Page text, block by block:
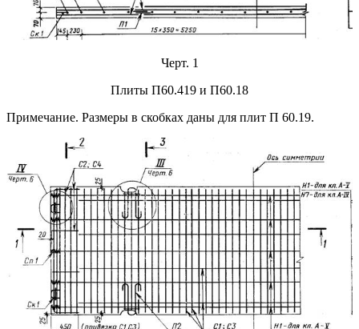
Черт. 1
Плиты П60.419 и П60.18
Примечание. Размеры в скобках даны для плит П 60.19.